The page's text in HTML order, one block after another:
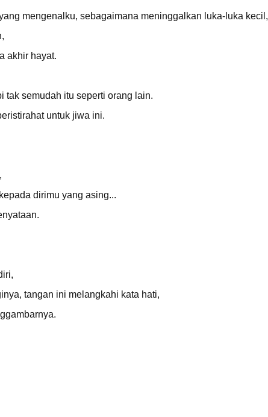
mengenalku, sebagaimana meninggalkan luka-luka kecil,
akhir hayat.
semudah itu seperti orang lain.
untuk jiwa ini.
dirimu yang asing...
tangan ini melangkahi kata hati,